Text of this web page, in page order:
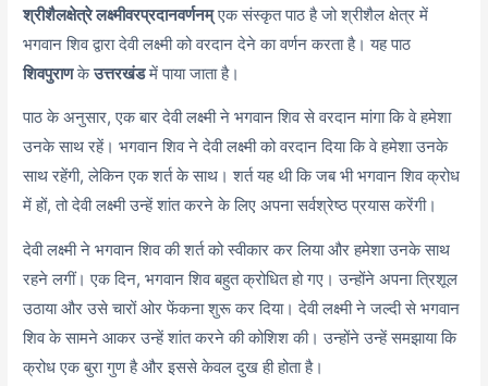
श्रीशैलक्षेत्रे लक्ष्मीवरप्रदानवर्णनम्एक संस्कृत पाठ है जो श्रीशैल क्षेत्र में
भगवान शिव द्वारा देवी लक्ष्मी को वरदान देने का वर्णन करता है। यह पाठ
शिवपुराणकेउत्तरखंडमें पाया जाता है।
पाठ के अनुसार, एक बार देवी लक्ष्मी ने भगवान शिव से वरदान मांगा कि वे हमेशा
उनके साथ रहें। भगवान शिव ने देवी लक्ष्मी को वरदान दिया कि वे हमेशा उनके
साथ रहेंगी, लेकिन एक शर्त के साथ। शर्त यह थी कि जब भी भगवान शिव क्रोध
में हों, तो देवी लक्ष्मी उन्हें शांत करने के लिए अपना सर्वश्रेष्ठ प्रयास करेंगी।
देवी लक्ष्मी ने भगवान शिव की शर्त को स्वीकार कर लिया और हमेशा उनके साथ
रहने लगीं। एक दिन, भगवान शिव बहुत क्रोधित हो गए। उन्होंने अपना त्रिशूल
उठाया और उसे चारों ओर फेंकना शुरू कर दिया। देवी लक्ष्मी ने जल्दी से भगवान
शिव के सामने आकर उन्हें शांत करने की कोशिश की। उन्होंने उन्हें समझाया कि
क्रोध एक बुरा गुण है और इससे केवल दुख ही होता है।